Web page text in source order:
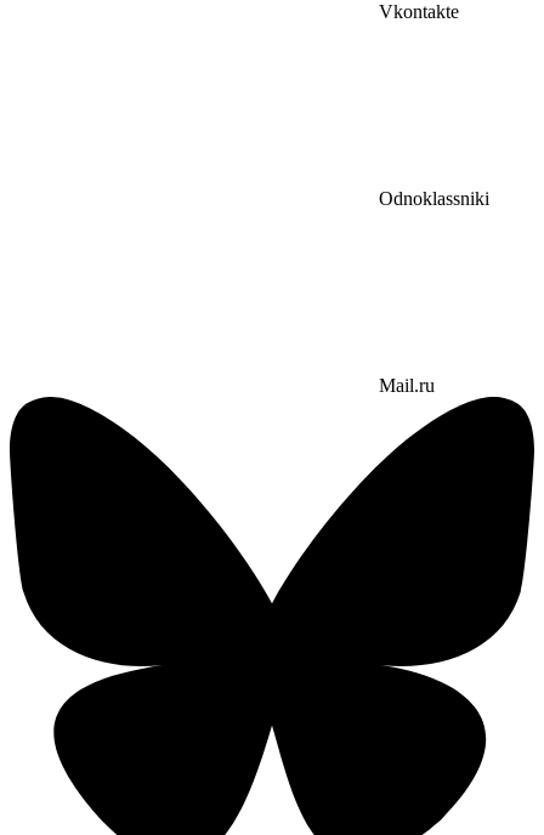
Vkontakte
Odnoklassniki
Mail.ru